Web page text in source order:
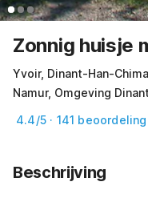
Zonnig huisje
Yvoir, Dinant-Han-
Namur, Omgeving
4.4/5 · 141
Beschrijving